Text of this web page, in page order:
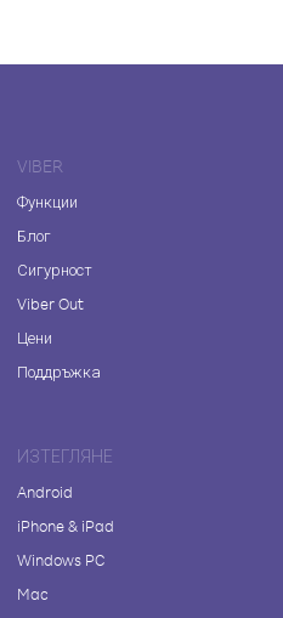
VIBER
Функции
Блог
Сигурност
Viber Out
Цени
Поддръжка
ИЗТЕГЛЯНЕ
Android
iPhone & iPad
Windows PC
Mac